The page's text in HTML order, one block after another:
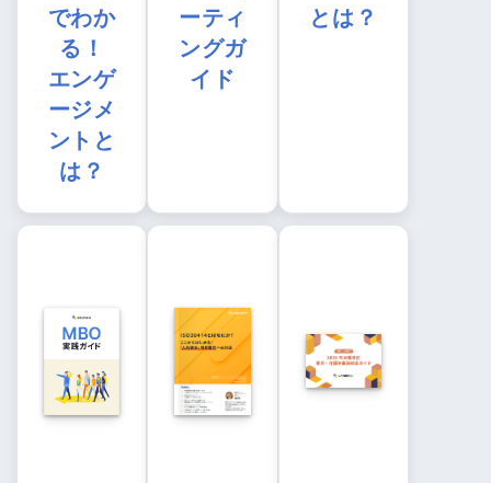
でわか
る！
エンゲ
ージメ
ントと
は？
ーティ
ングガ
イド
とは？